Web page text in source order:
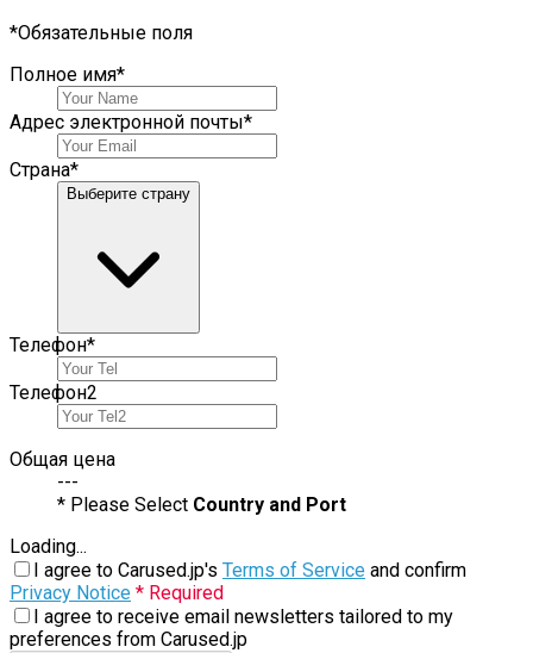
*Обязательные поля
Полное имя*
Адрес электронной почты*
Страна*
Выберите страну
Телефон*
Телефон2
Общая цена
---
* Please Select Country and Port
Loading...
I agree to Carused.jp's Terms of Service and confirm
Privacy Notice * Required
I agree to receive email newsletters tailored to my
preferences from Carused.jp